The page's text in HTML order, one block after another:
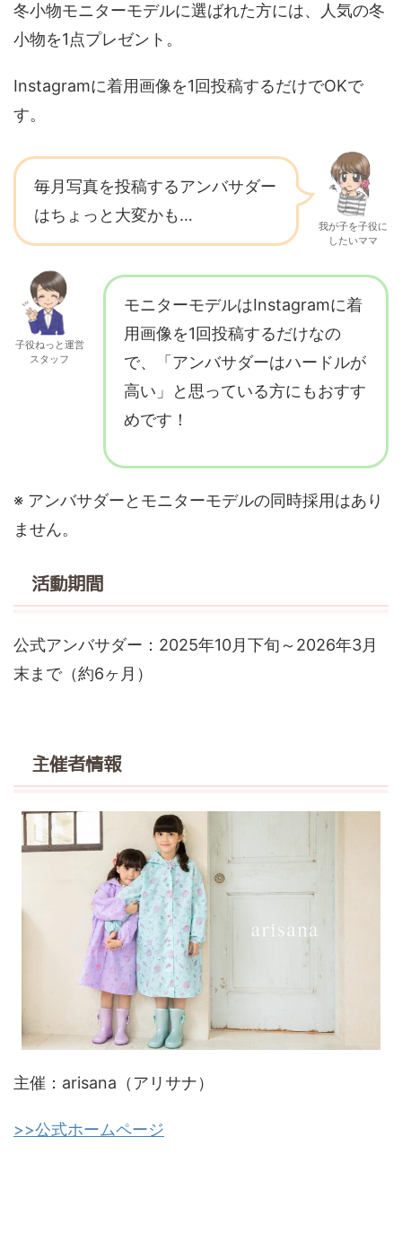
冬小物モニターモデルに選ばれた方には、人気の冬
小物を1点プレゼント。
Instagramに着用画像を1回投稿するだけでOKで
す。
毎月写真を投稿するアンバサダー
はちょっと大変かも…
我が子を子役に
したいママ
子役ねっと運営
スタッフ
モニターモデルはInstagramに着
用画像を1回投稿するだけなの
で、「アンバサダーはハードルが
高い」と思っている方にもおすす
めです！
※ アンバサダーとモニターモデルの同時採用はあり
ません。
活動期間
公式アンバサダー：2025年10月下旬～2026年3月
末まで（約6ヶ月）
主催者情報
主催：arisana（アリサナ）
>>公式ホームページ